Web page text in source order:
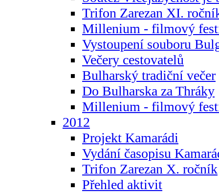
Trifon Zarezan XI.
Millenium - filmový
Vystoupení souboru
Večery cestovatelů
Bulharský tradiční večer
Do Bulharska za Thráky
Millenium - filmový
2012
Projekt Kamarádi
Vydání časopisu
Trifon Zarezan X. ročník
Přehled aktivit